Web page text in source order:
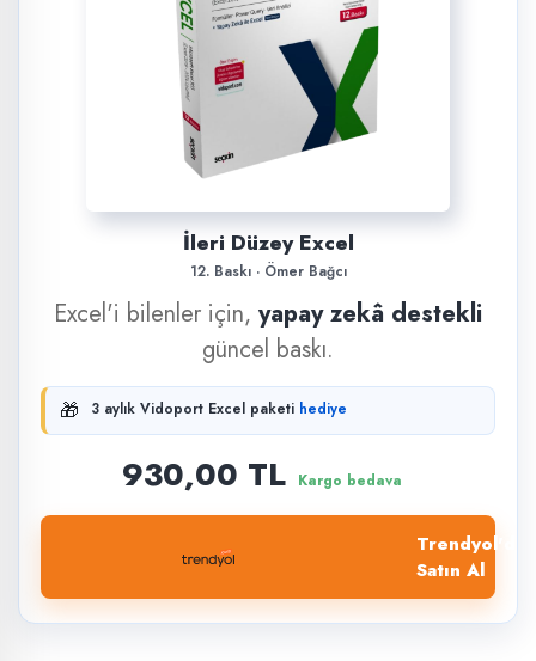
İleri Düzey Excel
12. Baskı · Ömer Bağcı
Excel'i bilenler için, yapay zekâ destekli
güncel baskı.
🎁 3 aylık Vidoport Excel paketi hediye
930,00 TL Kargo bedava
Trendyol'dan
Satın Al